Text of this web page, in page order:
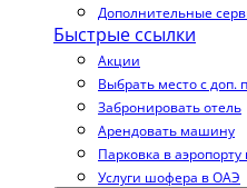
Дополнительные
Быстрые ссылки
Акции
Выбрать место с доп.
Забронировать отель
Арендовать машину
Парковка в аэропорту
Услуги шофера в ОАЭ